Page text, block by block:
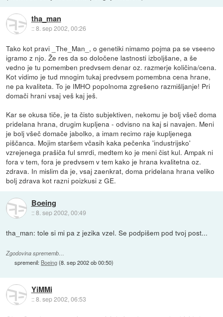
tha_man
::8. sep 2002, 00:26
Tako kot pravi _The_Man_, o genetiki nimamo pojma pa se vseeno
igramo z njo. Že res da so določene lastnosti izboljšane, a še
vedno je tu pomemben predvsem denar oz. razmerje količina/cena.
Kot vidimo je tud mnogim tukaj predvsem pomembna cena hrane,
ne pa kvaliteta. To je IMHO popolnoma zgrešeno razmišljanje! Pri
domači hrani vsaj veš kaj ješ.
Kar se okusa tiče, je ta čisto subjektiven, nekomu je bolj všeč doma
pridelana hrana, drugim kupljena - odvisno na kaj si navajen. Meni
je bolj všeč domače jabolko, a imam recimo raje kupljenega
piščanca. Mojim staršem včasih kaka pečenka 'industrijsko'
vzrejenega prašiča ful smrdi, medtem ko je meni čist kul. Ampak ni
fora v tem, fora je predvsem v tem kako je hrana kvalitetna oz.
zdrava. In mislim da je, vsaj zaenkrat, doma pridelana hrana veliko
bolj zdrava kot razni poizkusi z GE.
Boeing
::8. sep 2002, 00:49
tha_man: tole si mi pa z jezika vzel. Se podpišem pod tvoj post...
Zgodovina sprememb…
spremenil: Boeing(8. sep 2002 ob 00:50)
YiMMi
::8. sep 2002, 06:53